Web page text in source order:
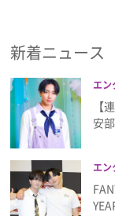
新着ニュース
エン
【
安
エン